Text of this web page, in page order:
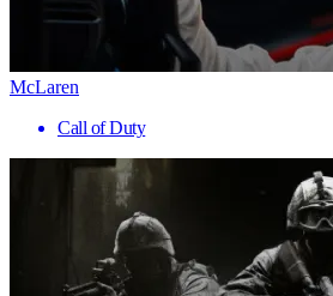
McLaren
Call of Duty